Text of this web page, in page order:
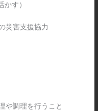
す）
災害支援協力
や調理を行うこと